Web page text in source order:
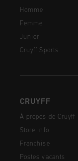
Homme
Femme
Junior
Cruyff Sports
CRUYFF
À propos de Cruyff
Store Info
Franchise
Postes vacants